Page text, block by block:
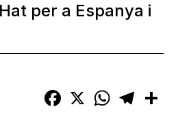
per a Espanya i
Facebook
X WhatsAppTelegram